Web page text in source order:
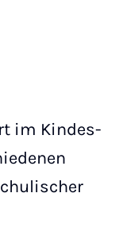
im Kindes-